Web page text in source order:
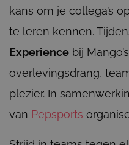
kans om je collega’s
te leren kennen.
Experience bij
overlevingsdrang,
plezier. In
van Pepsports